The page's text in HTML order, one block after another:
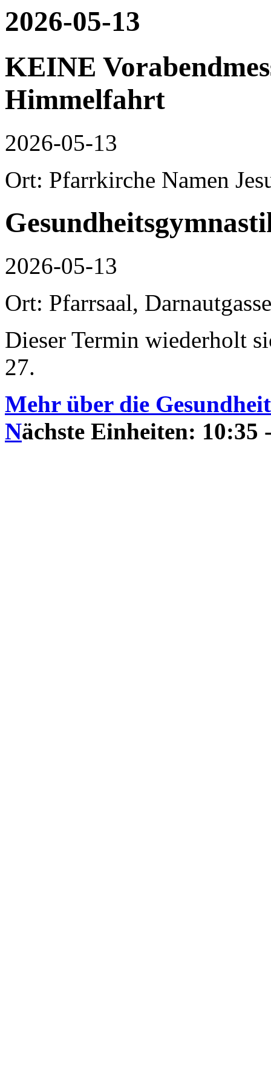
2026-05-13
KEINE
Himmelfahrt
2026-05-13
Ort: Pfarrkirche Namen
2026-05-13
Ort: Pfarrsaal,
Dieser Termin wiederholt
27.
Mehr über die
Nächste Einheiten: 10:35